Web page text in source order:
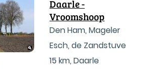
Daarle -
Vroomshoop
Den Ham, Mageler
Esch, de Zandstuve
15 km, Daarle